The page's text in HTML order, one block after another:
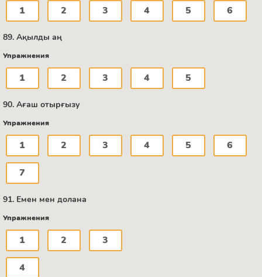
1 2 3 4 5 6
89. Ақылды аң
Упражнения
1 2 3 4 5
90. Ағаш отырғызу
Упражнения
1 2 3 4 5 6
7
91. Емен мен долана
Упражнения
1 2 3
4